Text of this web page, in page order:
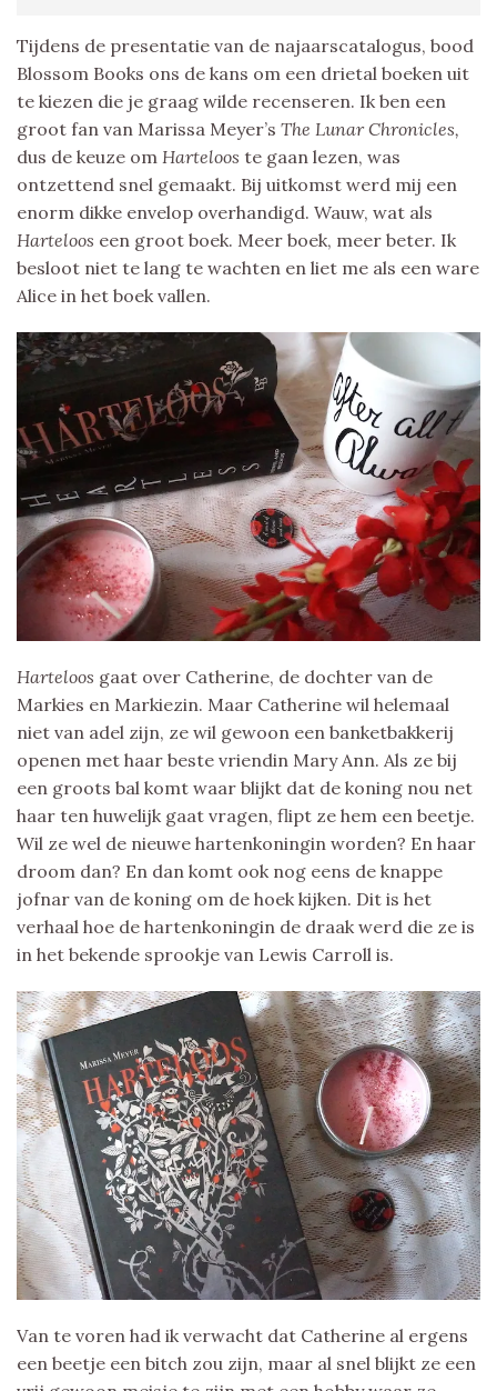
Tijdens de presentatie van de najaarscatalogus, bood
Blossom Books ons de kans om een drietal boeken uit
te kiezen die je graag wilde recenseren. Ik ben een
groot fan van Marissa Meyer’s The Lunar Chronicles,
dus de keuze om Harteloos te gaan lezen, was
ontzettend snel gemaakt. Bij uitkomst werd mij een
enorm dikke envelop overhandigd. Wauw, wat als
Harteloos een groot boek. Meer boek, meer beter. Ik
besloot niet te lang te wachten en liet me als een ware
Alice in het boek vallen.
Harteloos gaat over Catherine, de dochter van de
Markies en Markiezin. Maar Catherine wil helemaal
niet van adel zijn, ze wil gewoon een banketbakkerij
openen met haar beste vriendin Mary Ann. Als ze bij
een groots bal komt waar blijkt dat de koning nou net
haar ten huwelijk gaat vragen, flipt ze hem een beetje.
Wil ze wel de nieuwe hartenkoningin worden? En haar
droom dan? En dan komt ook nog eens de knappe
jofnar van de koning om de hoek kijken. Dit is het
verhaal hoe de hartenkoningin de draak werd die ze is
in het bekende sprookje van Lewis Carroll is.
Van te voren had ik verwacht dat Catherine al ergens
een beetje een bitch zou zijn, maar al snel blijkt ze een